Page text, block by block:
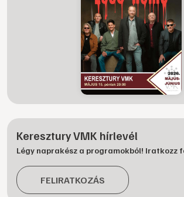
Keresztury VMK hírlevél
Légy naprakész a programokból! Iratkozz
FELIRATKOZÁS